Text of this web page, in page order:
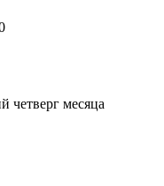
четверг месяца